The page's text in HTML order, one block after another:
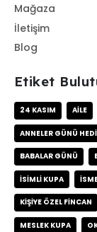
Mağaza
İletişim
Blog
Etiket
24 KASIM AILE
ANNELER GÜNÜ
BABALAR GÜNÜ
ISIMLI KUPA
KIŞIYE ÖZEL FINCAN
MESLEK KUPA